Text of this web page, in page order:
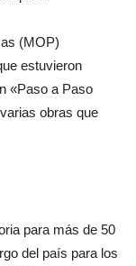
(MOP)
estuvieron
«Paso a Paso
obras que
para más de 50
del país para los